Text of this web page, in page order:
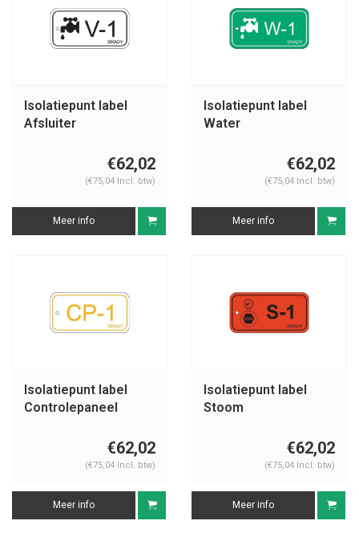
Isolatiepunt label
Afsluiter
€62,02
(€75,04 Incl. btw)
Meer info
Isolatiepunt label
Water
€62,02
(€75,04 Incl. btw)
Meer info
Isolatiepunt label
Controlepaneel
€62,02
(€75,04 Incl. btw)
Meer info
Isolatiepunt label
Stoom
€62,02
(€75,04 Incl. btw)
Meer info